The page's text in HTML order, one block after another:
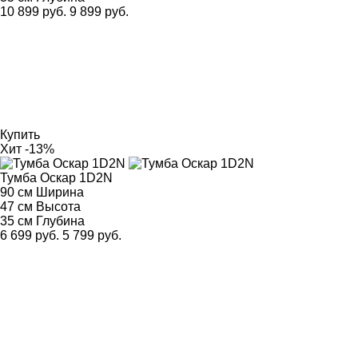
10 899 руб. 9 899 руб.
Купить
Хит -13%
Тумба Оскар 1D2N
90 см Ширина
47 см Высота
35 см Глубина
6 699 руб. 5 799 руб.